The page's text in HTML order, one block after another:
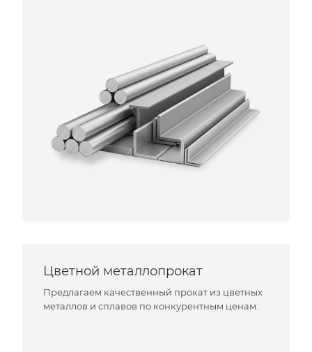
Цветной металлопрокат
Предлагаем качественный прокат из цветных
металлов и сплавов по конкурентным ценам.